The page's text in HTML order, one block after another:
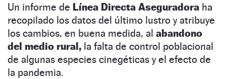
Un informe de Línea Directa Aseguradora ha
recopilado los datos del último lustro y atribuye
los cambios, en buena medida, al abandono
del medio rural, la falta de control poblacional
de algunas especies cinegéticas y el efecto de
la pandemia.